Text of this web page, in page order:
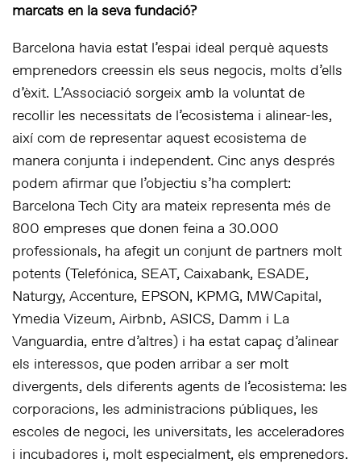
marcats en la seva fundació?
Barcelona havia estat l’espai ideal perquè aquests
emprenedors creessin els seus negocis, molts d’ells
d’èxit. L’Associació sorgeix amb la voluntat de
recollir les necessitats de l’ecosistema i alinear-les,
així com de representar aquest ecosistema de
manera conjunta i independent. Cinc anys després
podem afirmar que l’objectiu s’ha complert:
Barcelona Tech City ara mateix representa més de
800 empreses que donen feina a 30.000
professionals, ha afegit un conjunt de partners molt
potents (Telefónica, SEAT, Caixabank, ESADE,
Naturgy, Accenture, EPSON, KPMG, MWCapital,
Ymedia Vizeum, Airbnb, ASICS, Damm i La
Vanguardia, entre d’altres) i ha estat capaç d’alinear
els interessos, que poden arribar a ser molt
divergents, dels diferents agents de l’ecosistema: les
corporacions, les administracions públiques, les
escoles de negoci, les universitats, les acceleradores
i incubadores i, molt especialment, els emprenedors.